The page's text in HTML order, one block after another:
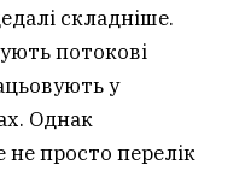
складніше.
потокові
у
Однак
не просто перелік